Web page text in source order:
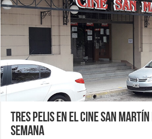
Tres pelis en el cine San
semana